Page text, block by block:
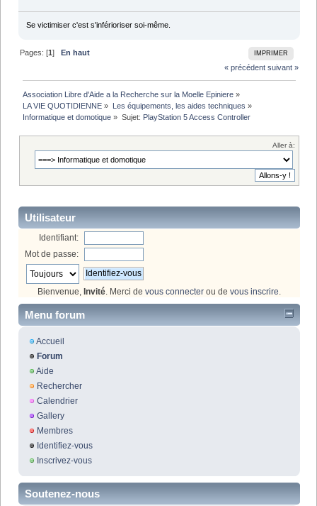
Se victimiser c'est s'inférioriser soi-même.
IMPRIMER
Pages: [1]En haut
« précédent suivant »
Association Libre d'Aide a la Recherche sur la Moelle Epiniere »
LA VIE QUOTIDIENNE » Les équipements, les aides techniques »
Informatique et domotique » Sujet: PlayStation 5 Access Controller
Aller à:
Utilisateur
Identifiant:
Mot de passe:
Bienvenue, Invité. Merci de vous connecter ou de vous inscrire.
Menu forum
Accueil
Forum
Aide
Rechercher
Calendrier
Gallery
Membres
Identifiez-vous
Inscrivez-vous
Soutenez-nous